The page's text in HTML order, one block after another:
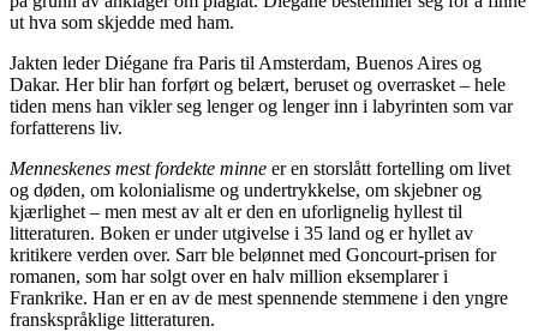
ut hva som skjedde med ham.
Jakten leder Diégane fra Paris til Amsterdam, Buenos Aires og
Dakar. Her blir han forført og belært, beruset og overrasket – hele
tiden mens han vikler seg lenger og lenger inn i labyrinten som var
forfatterens liv.
Menneskenes mest fordekte minne er en storslått fortelling om livet
og døden, om kolonialisme og undertrykkelse, om skjebner og
kjærlighet – men mest av alt er den en uforlignelig hyllest til
litteraturen. Boken er under utgivelse i 35 land og er hyllet av
kritikere verden over. Sarr ble belønnet med Goncourt-prisen for
romanen, som har solgt over en halv million eksemplarer i
Frankrike. Han er en av de mest spennende stemmene i den yngre
franskspråklige litteraturen.